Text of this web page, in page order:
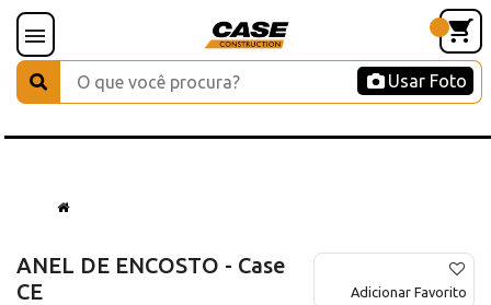
Usar Foto
ANEL DE ENCOSTO - Case
CE
Adicionar Favorito